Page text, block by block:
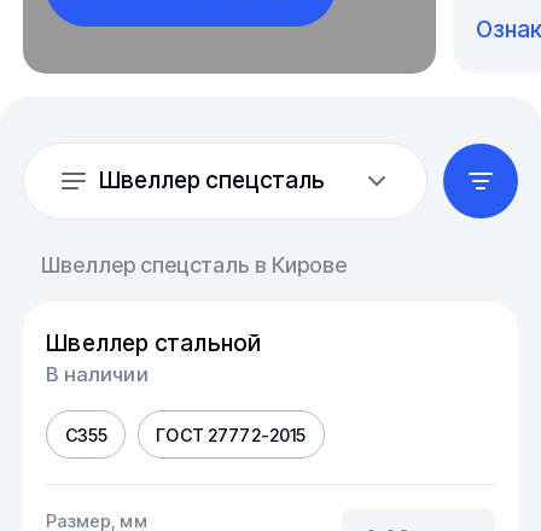
Швеллер спецсталь
Швеллер спецсталь в Кирове
Швеллер стальной
В наличии
С355 ГОСТ 27772-2015
Размер, мм